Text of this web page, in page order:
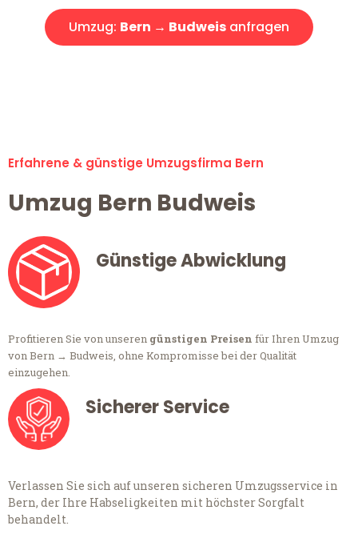
Umzug: Bern → Budweis anfragen
Erfahrene & günstige Umzugsfirma Bern
Umzug Bern Budweis
Günstige Abwicklung
Profitieren Sie von unseren günstigen Preisen für Ihren Umzug
von Bern → Budweis, ohne Kompromisse bei der Qualität
einzugehen.
Sicherer Service
Verlassen Sie sich auf unseren sicheren Umzugsservice in
Bern, der Ihre Habseligkeiten mit höchster Sorgfalt
behandelt.